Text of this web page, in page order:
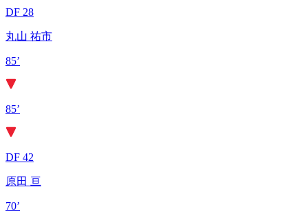
DF 28
丸山 祐市
85’
85’
DF 42
原田 亘
70’